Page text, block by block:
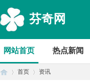
芬奇网
网站首页 热点新闻
首页 资讯